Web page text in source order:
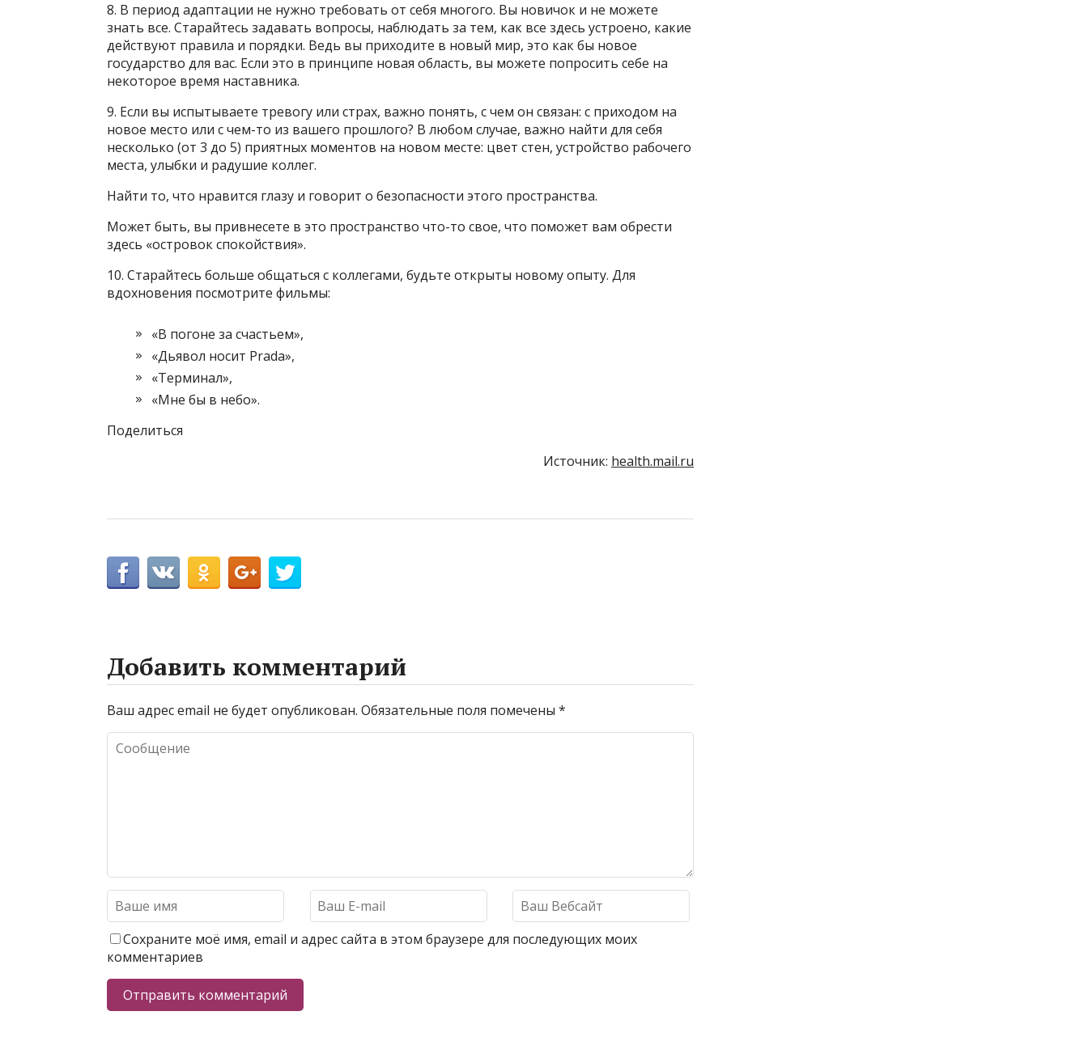
8. В период адаптации не нужно требовать от себя многого. Вы новичок и не можете
знать все. Старайтесь задавать вопросы, наблюдать за тем, как все здесь устроено, какие
действуют правила и порядки. Ведь вы приходите в новый мир, это как бы новое
государство для вас. Если это в принципе новая область, вы можете попросить себе на
некоторое время наставника.
9. Если вы испытываете тревогу или страх, важно понять, с чем он связан: с приходом на
новое место или с чем-то из вашего прошлого? В любом случае, важно найти для себя
несколько (от 3 до 5) приятных моментов на новом месте: цвет стен, устройство рабочего
места, улыбки и радушие коллег.
Найти то, что нравится глазу и говорит о безопасности этого пространства.
Может быть, вы привнесете в это пространство что-то свое, что поможет вам обрести
здесь «островок спокойствия».
10. Старайтесь больше общаться с коллегами, будьте открыты новому опыту. Для
вдохновения посмотрите фильмы:
«В погоне за счастьем»,
«Дьявол носит Prada»,
«Терминал»,
«Мне бы в небо».
Поделиться
Источник: health.mail.ru
Добавить комментарий
Ваш адрес email не будет опубликован. Обязательные поля помечены *
Сохраните моё имя, email и адрес сайта в этом браузере для последующих моих
комментариев